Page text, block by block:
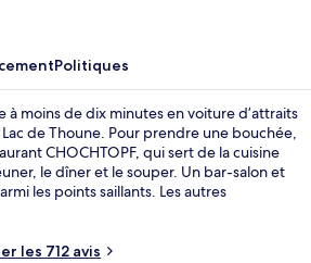
Politiques
à moins de dix minutes en voiture d’attraits
de Thoune. Pour prendre une bouchée,
CHOCHTOPF, qui sert de la cuisine
le dîner et le souper. Un bar-salon et
les points saillants. Les autres
les 712 avis